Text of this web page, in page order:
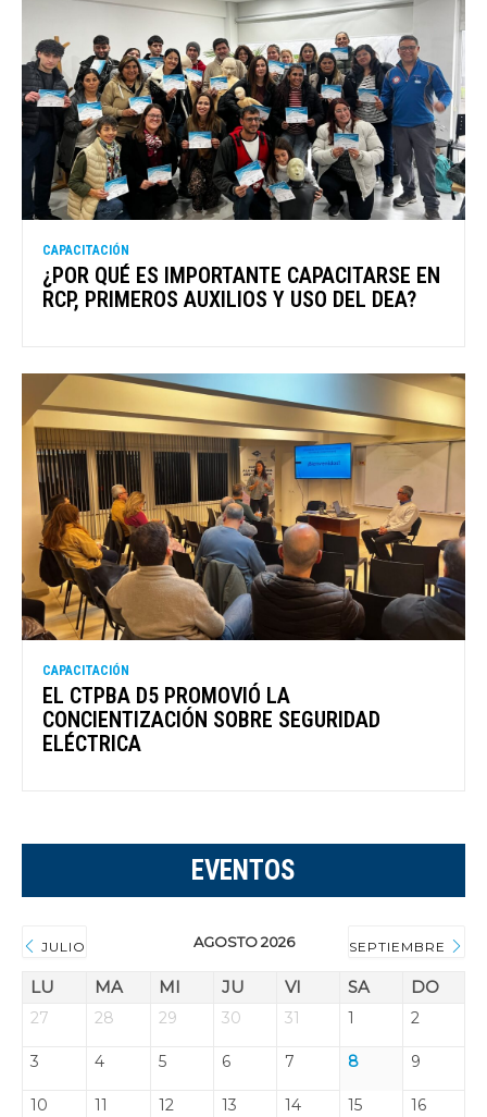
CAPACITACIÓN
¿POR QUÉ ES IMPORTANTE CAPACITARSE EN
RCP, PRIMEROS AUXILIOS Y USO DEL DEA?
CAPACITACIÓN
EL CTPBA D5 PROMOVIÓ LA
CONCIENTIZACIÓN SOBRE SEGURIDAD
ELÉCTRICA
EVENTOS
JULIO AGOSTO 2026 SEPTIEMBRE
LU MA MI JU VI SA DO
27 28 29 30 31 1 2
3 4 5 6 7 8 9
10 11 12 13 14 15 16